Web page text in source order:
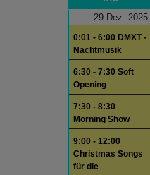
29 Dez. 2025
0:01 - 6:00 DMXT -
Nachtmusik
6:30 - 7:30 Soft
Opening
7:30 - 8:30
Morning Show
9:00 - 12:00
Christmas Songs
für die